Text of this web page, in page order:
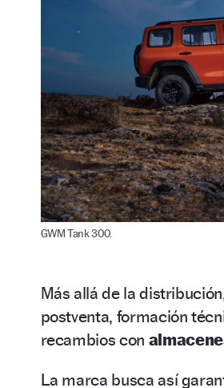
GWM Tank 300.
Más allá de la
postventa, formación
recambios con
La marca busca así